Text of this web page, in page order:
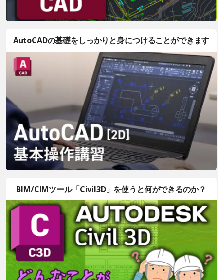
AutoCADの基礎をしっかりと身につけることができます
BIM/CIMツール「Civil3D」を使うと何ができるのか？